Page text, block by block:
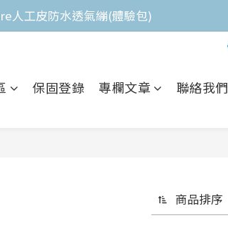
免運費
人工皮防水透氣繃(體驗包)
保固登錄 專欄文章 聯絡我們
商品排序